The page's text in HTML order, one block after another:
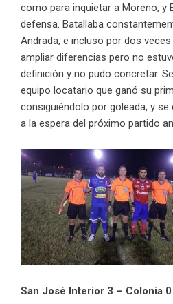
como para inquietar a Moreno, y
defensa. Batallaba
Andrada, e incluso por dos
ampliar diferencias pero no
definición y no pudo concretar.
equipo locatario que ganó su
consiguiéndolo por goleada, y
a la espera del próximo partido
San José Interior 3 – Colonia 0